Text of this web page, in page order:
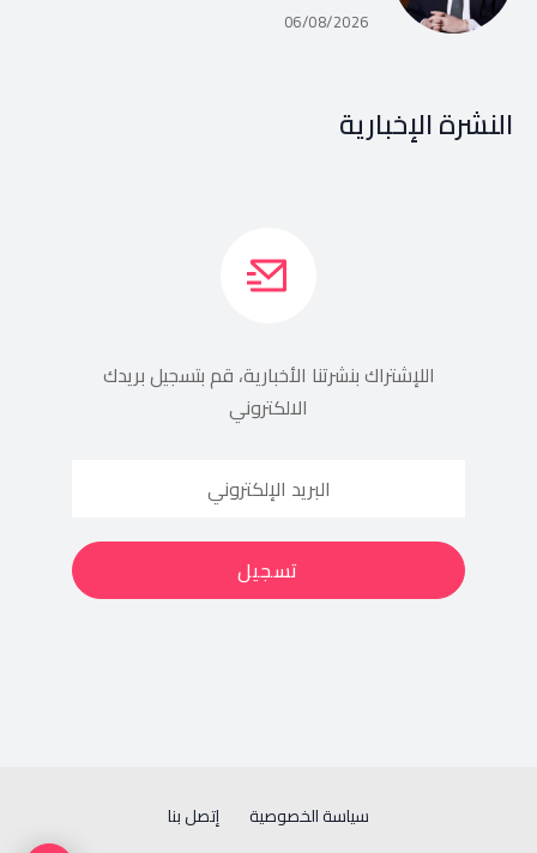
06/08/2026
النشرة الإخبارية
اللإشتراك بنشرتنا الأخبارية، قم بتسجيل بريدك
الالكتروني
سياسة الخصوصية
إتصل بنا